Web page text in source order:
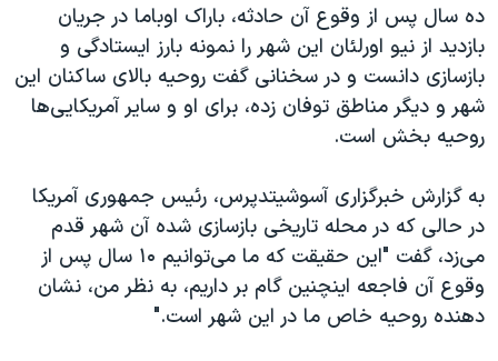
ده سال پس از وقوع آن حادثه، باراک اوباما در جریان
بازدید از نیو اورلئان این شهر را نمونه بارز ایستادگی و
بازسازی دانست و در سخنانی گفت روحیه بالای ساکنان این
شهر و دیگر مناطق توفان زده، برای او و سایر آمریکایی‌ها
روحیه بخش است.
به گزارش خبرگزاری آسوشیتدپرس، رئیس جمهوری آمریکا
در حالی که در محله تاریخی بازسازی شده آن شهر قدم
می‌زد، گفت "این حقیقت که ما می‌توانیم ۱۰ سال پس از
وقوع آن فاجعه اینچنین گام‌ بر داریم، به نظر من، نشان
دهنده روحیه خاص ما در این شهر است."